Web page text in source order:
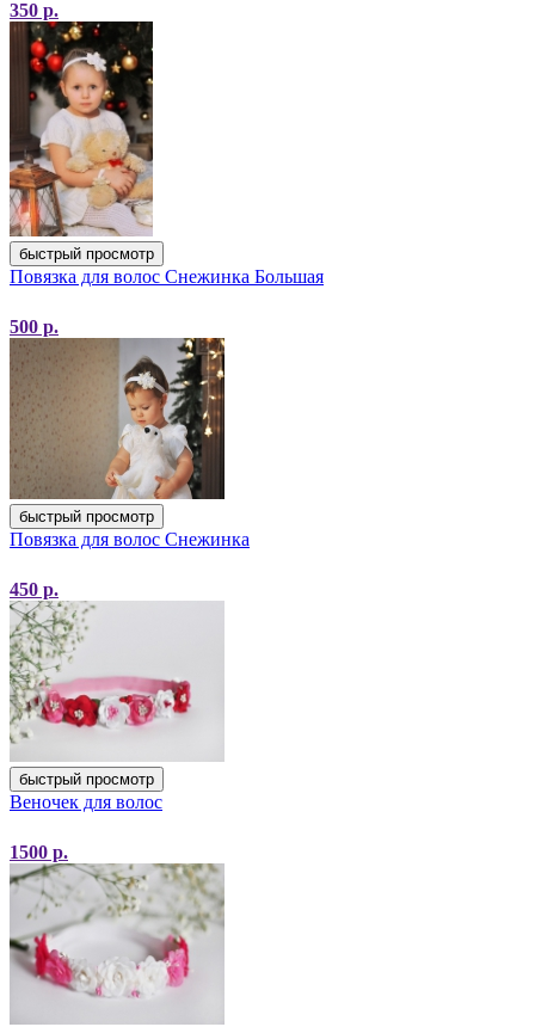
350 р.
быстрый просмотр
Повязка для волос Снежинка Большая
500 р.
быстрый просмотр
Повязка для волос Снежинка
450 р.
быстрый просмотр
Веночек для волос
1500 р.